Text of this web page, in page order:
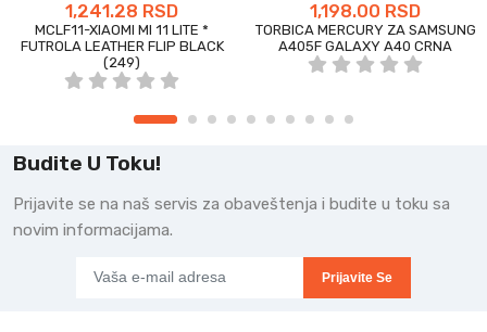
1,241.28 RSD
MCLF11-XIAOMI MI 11 LITE *
FUTROLA LEATHER FLIP BLACK
(249)
1,198.00 RSD
TORBICA MERCURY ZA SAMSUNG
A405F GALAXY A40 CRNA
Budite U Toku!
Prijavite se na naš servis za obaveštenja i budite u toku sa
novim informacijama.
Prijavite Se